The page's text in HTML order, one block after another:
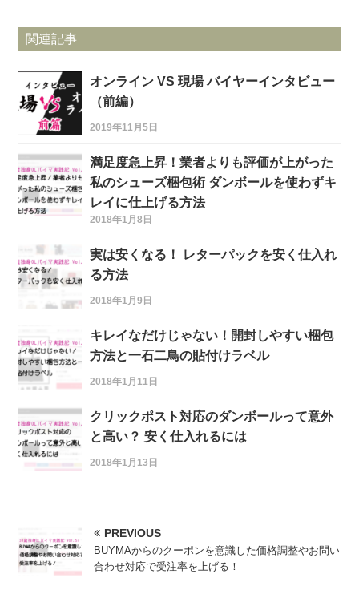
関連記事
オンライン VS 現場 バイヤーインタビュー
（前編）
2019年11月5日
満足度急上昇！業者よりも評価が上がった
私のシューズ梱包術 ダンボールを使わずキ
レイに仕上げる方法
2018年1月8日
実は安くなる！ レターパックを安く仕入れ
る方法
2018年1月9日
キレイなだけじゃない！開封しやすい梱包
方法と一石二鳥の貼付けラベル
2018年1月11日
クリックポスト対応のダンボールって意外
と高い？ 安く仕入れるには
2018年1月13日
PREVIOUS
BUYMAからのクーポンを意識した価格調整やお問い
合わせ対応で受注率を上げる！